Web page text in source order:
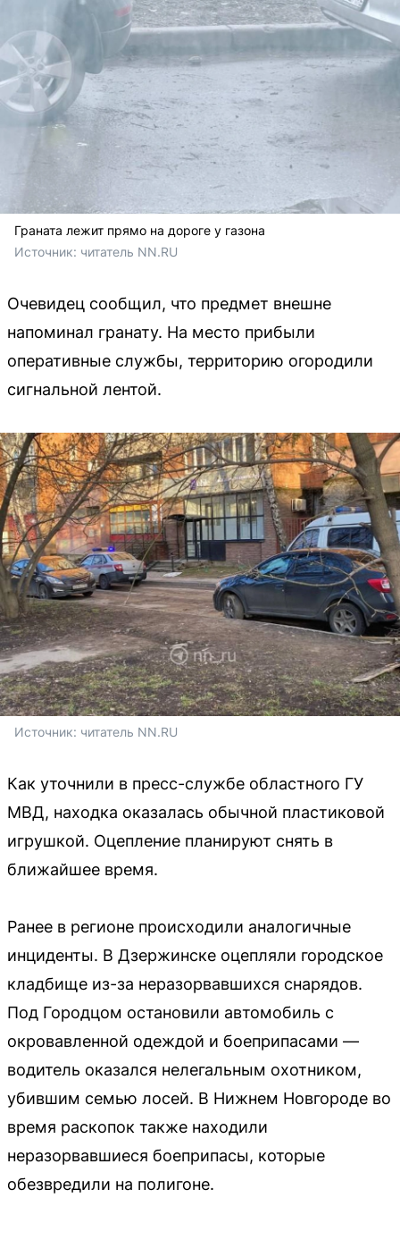
Граната лежит прямо на дороге у газона
Источник: читатель NN.RU
Очевидец сообщил, что предмет внешне
напоминал гранату. На место прибыли
оперативные службы, территорию огородили
сигнальной лентой.
Источник: читатель NN.RU
Как уточнили в пресс-службе областного ГУ
МВД, находка оказалась обычной пластиковой
игрушкой. Оцепление планируют снять в
ближайшее время.
Ранее в регионе происходили аналогичные
инциденты. В Дзержинске оцепляли городское
кладбище из-за неразорвавшихся снарядов.
Под Городцом остановили автомобиль с
окровавленной одеждой и боеприпасами —
водитель оказался нелегальным охотником,
убившим семью лосей. В Нижнем Новгороде во
время раскопок также находили
неразорвавшиеся боеприпасы, которые
обезвредили на полигоне.